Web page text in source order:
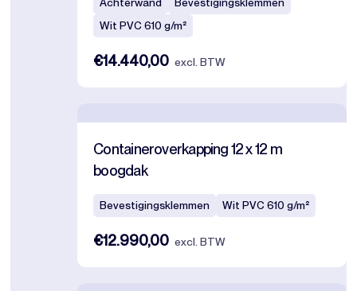
Achterwand
Bevestigingsklemmen
Wit PVC 610 g/m²
€14.440,00 excl. BTW
Containeroverkapping 12 x 12 m
boogdak
Bevestigingsklemmen Wit PVC 610 g/m²
€12.990,00 excl. BTW